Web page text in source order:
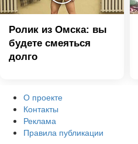
Ролик из Омска: вы
будете смеяться
долго
О проекте
Контакты
Реклама
Правила публикации